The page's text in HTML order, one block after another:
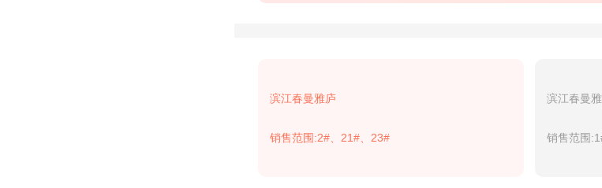
滨江春曼雅庐
销售范围:2#、21#、23#
滨江春曼
销售范围